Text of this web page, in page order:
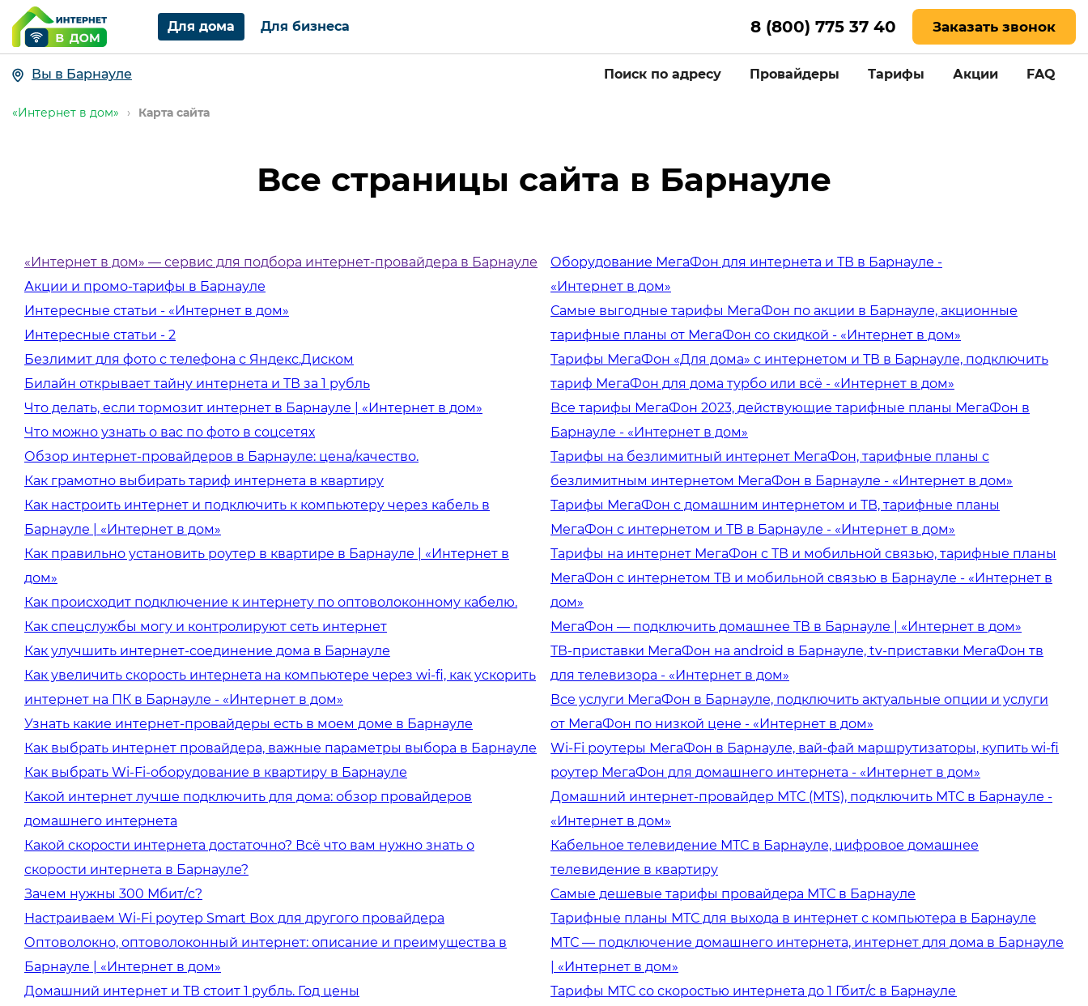
Для дома Для бизнеса 8 (800) 775 37 40 Заказать звонок
Вы в Барнауле Поиск по адресу Провайдеры Тарифы Акции FAQ
«Интернет в дом» › Карта сайта
Все страницы сайта в Барнауле
Список
«Интернет в дом» — сервис для подбора интернет-провайдера в Барнауле
Акции и промо-тарифы в Барнауле
Интересные статьи - «Интернет в дом»
Интересные статьи - 2
Безлимит для фото с телефона с Яндекс.Диском
Билайн открывает тайну интернета и ТВ за 1 рубль
Что делать, если тормозит интернет в Барнауле | «Интернет в дом»
Что можно узнать о вас по фото в соцсетях
Обзор интернет-провайдеров в Барнауле: цена/качество.
Как грамотно выбирать тариф интернета в квартиру
Как настроить интернет и подключить к компьютеру через кабель в
Барнауле | «Интернет в дом»
Как правильно установить роутер в квартире в Барнауле | «Интернет в
дом»
Как происходит подключение к интернету по оптоволоконному кабелю.
Как спецслужбы могу и контролируют сеть интернет
Как улучшить интернет-соединение дома в Барнауле
Как увеличить скорость интернета на компьютере через wi-fi, как ускорить
интернет на ПК в Барнауле - «Интернет в дом»
Узнать какие интернет-провайдеры есть в моем доме в Барнауле
Как выбрать интернет провайдера, важные параметры выбора в Барнауле
Как выбрать Wi-Fi-оборудование в квартиру в Барнауле
Какой интернет лучше подключить для дома: обзор провайдеров
домашнего интернета
Какой скорости интернета достаточно? Всё что вам нужно знать о
скорости интернета в Барнауле?
Зачем нужны 300 Мбит/c?
Настраиваем Wi-Fi роутер Smart Box для другого провайдера
Оптоволокно, оптоволоконный интернет: описание и преимущества в
Барнауле | «Интернет в дом»
Домашний интернет и ТВ стоит 1 рубль. Год цены
Оборудование МегаФон для интернета и ТВ в Барнауле -
«Интернет в дом»
Самые выгодные тарифы МегаФон по акции в Барнауле, акционные
тарифные планы от МегаФон со скидкой - «Интернет в дом»
Тарифы МегаФон «Для дома» с интернетом и ТВ в Барнауле, подключить
тариф МегаФон для дома турбо или всё - «Интернет в дом»
Все тарифы МегаФон 2023, действующие тарифные планы МегаФон в
Барнауле - «Интернет в дом»
Тарифы на безлимитный интернет МегаФон, тарифные планы с
безлимитным интернетом МегаФон в Барнауле - «Интернет в дом»
Тарифы МегаФон с домашним интернетом и ТВ, тарифные планы
МегаФон с интернетом и ТВ в Барнауле - «Интернет в дом»
Тарифы на интернет МегаФон с ТВ и мобильной связью, тарифные планы
МегаФон с интернетом ТВ и мобильной связью в Барнауле - «Интернет в
дом»
МегаФон — подключить домашнее ТВ в Барнауле | «Интернет в дом»
ТВ-приставки МегаФон на android в Барнауле, tv-приставки МегаФон тв
для телевизора - «Интернет в дом»
Все услуги МегаФон в Барнауле, подключить актуальные опции и услуги
от МегаФон по низкой цене - «Интернет в дом»
Wi-Fi роутеры МегаФон в Барнауле, вай-фай маршрутизаторы, купить wi-fi
роутер МегаФон для домашнего интернета - «Интернет в дом»
Домашний интернет-провайдер МТС (MTS), подключить МТС в Барнауле -
«Интернет в дом»
Кабельное телевидение МТС в Барнауле, цифровое домашнее
телевидение в квартиру
Самые дешевые тарифы провайдера МТС в Барнауле
Тарифные планы МТС для выхода в интернет с компьютера в Барнауле
МТС — подключение домашнего интернета, интернет для дома в Барнауле
| «Интернет в дом»
Тарифы МТС со скоростью интернета до 1 Гбит/с в Барнауле